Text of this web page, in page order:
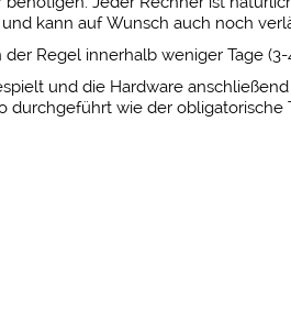
kann auf Wunsch auch noch
Regel innerhalb weniger Tage
und die Hardware
wie der obligatorische